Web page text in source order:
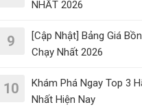
NHẤT 2026
9
[Cập Nhật] Bảng Giá
Chạy Nhất 2026
10
Khám Phá Ngay Top 3
Nhất Hiện Nay